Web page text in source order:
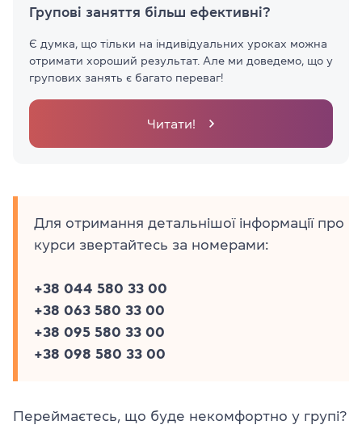
Групові заняття більш ефективні?
Є думка, що тільки на індивідуальних уроках можна
отримати хороший результат. Але ми доведемо, що у
групових занять є багато переваг!
Читати!
Для отримання детальнішої інформації про
курси звертайтесь за номерами:
+38 044 580 33 00
+38 063 580 33 00
+38 095 580 33 00
+38 098 580 33 00
Переймаєтесь, що буде некомфортно у групі?